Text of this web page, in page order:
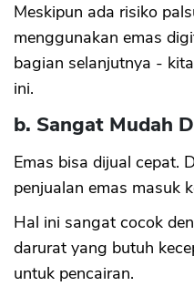
Meskipun ada risiko
menggunakan emas
bagian selanjutnya -
ini.
b. Sangat Mudah
Emas bisa dijual cepat.
penjualan emas masuk
Hal ini sangat cocok
darurat yang butuh
untuk pencairan.